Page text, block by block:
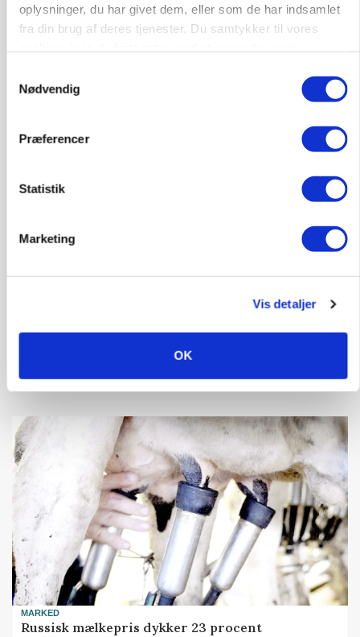
oplysninger, du har givet dem, eller som de har indsamlet
fra din brug af deres tjenester. Du samtykker til vores
Nødvendig
Præferencer
Statistik
Marketing
Vis detaljer
OK
MARKEDSFOKUS
Prisgab på 20 kroner pr. kg vokser: Polsk kylling
presser markedet
Loading...
MARKED
Russisk mælkepris dykker 23 procent